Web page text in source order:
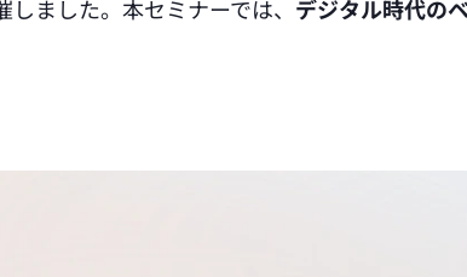
ました。本セミナーでは、 デジタル時代の